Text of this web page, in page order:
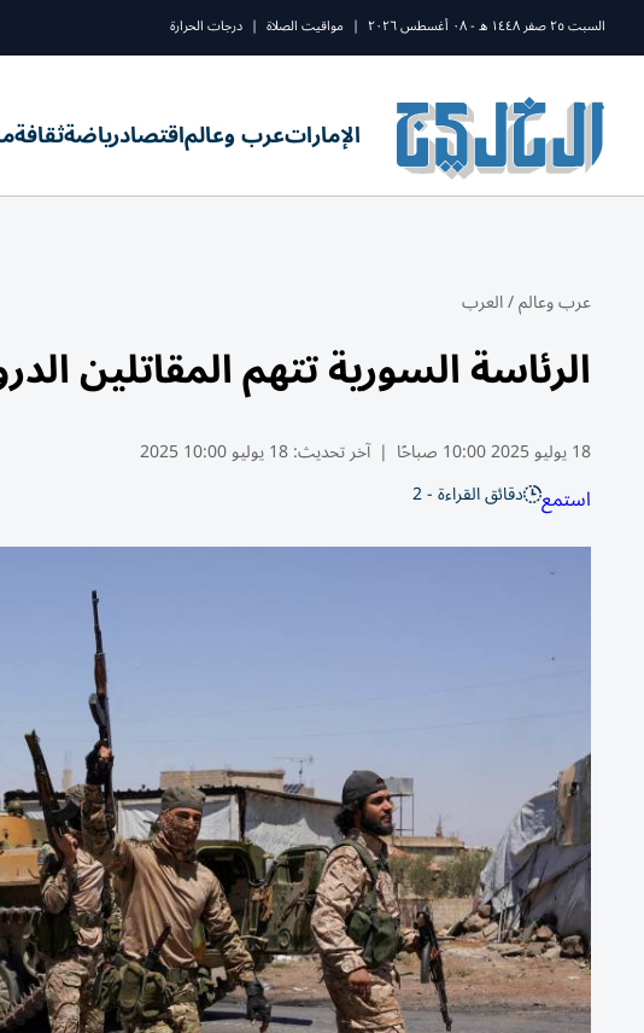
السبت ٢٥ صفر ١٤٤٨ ه - ٠٨ أغسطس ٢٠٢٦ | مواقيت الصلاة | درجات الحرارة
الإماراتعرب وعالماقتصادرياضةثقافة
عرب وعالم/العرب
الرئاسة السورية تتهم المقاتلين
18 يوليو 2025 10:00 صباحًا | آخر تحديث:18 يوليو 10:00 2025
استمع دقائق القراءة - 2